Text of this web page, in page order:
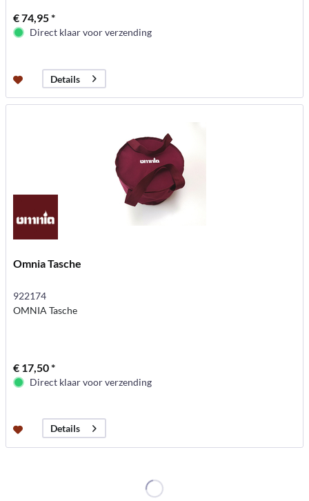
€ 74,95 *
Direct klaar voor verzending
Details
Omnia Tasche
922174
OMNIA Tasche
€ 17,50 *
Direct klaar voor verzending
Details